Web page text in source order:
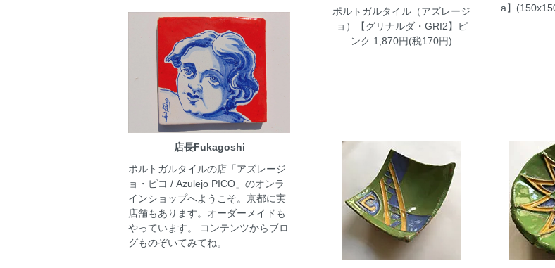
ポルトガルタイル（アズレージ
ョ）【グリナルダ・GRI2】ピ
ンク 1,870円(税170円)
a】
店長Fukagoshi
ポルトガルタイルの店「アズレージ
ョ・ピコ / Azulejo PICO」のオンラ
インショップへようこそ。京都に実
店舗もあります。オーダーメイドも
やっています。 コンテンツからブロ
グものぞいてみてね。